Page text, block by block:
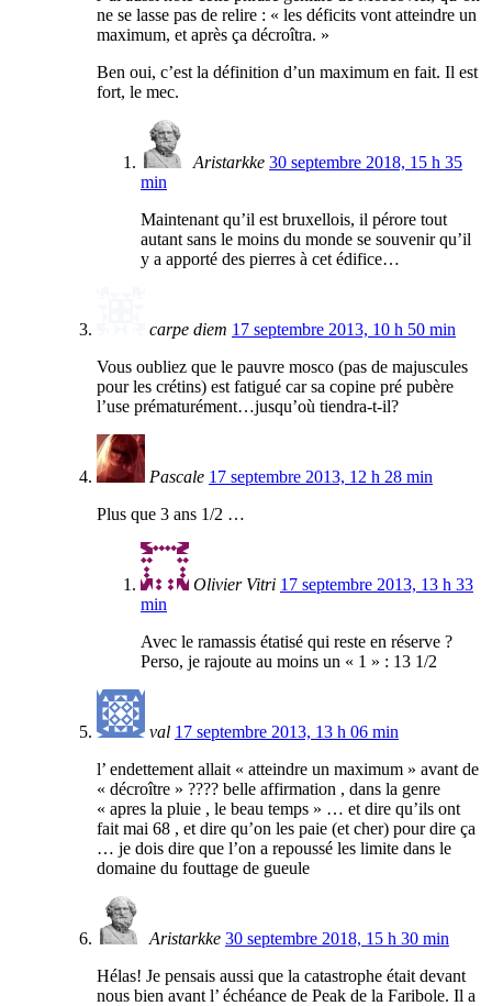
ne se lasse pas de relire : « les déficits vont atteindre un
maximum, et après ça décroîtra. »
Ben oui, c’est la définition d’un maximum en fait. Il est
fort, le mec.
Aristarkke 30 septembre 2018, 15 h 35
min
Maintenant qu’il est bruxellois, il pérore tout
autant sans le moins du monde se souvenir qu’il
y a apporté des pierres à cet édifice…
carpe diem 17 septembre 2013, 10 h 50 min
Vous oubliez que le pauvre mosco (pas de majuscules
pour les crétins) est fatigué car sa copine pré pubère
l’use prématurément…jusqu’où tiendra-t-il?
Pascale 17 septembre 2013, 12 h 28 min
Plus que 3 ans 1/2 …
Olivier Vitri 17 septembre 2013, 13 h 33
min
Avec le ramassis étatisé qui reste en réserve ?
Perso, je rajoute au moins un « 1 » : 13 1/2
val 17 septembre 2013, 13 h 06 min
l’ endettement allait « atteindre un maximum » avant de
« décroître » ???? belle affirmation , dans la genre
« apres la pluie , le beau temps » … et dire qu’ils ont
fait mai 68 , et dire qu’on les paie (et cher) pour dire ça
… je dois dire que l’on a repoussé les limite dans le
domaine du fouttage de gueule
Aristarkke 30 septembre 2018, 15 h 30 min
Hélas! Je pensais aussi que la catastrophe était devant
nous bien avant l’ échéance de Peak de la Faribole. Il a